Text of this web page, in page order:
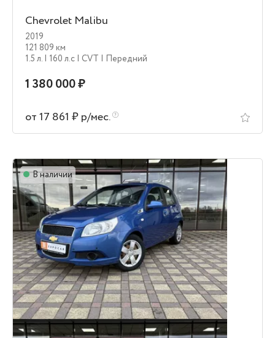
Chevrolet Malibu
2019
121 809 км
1.5 л. | 160 л.c | CVT | Передний
1 380 000 ₽
от 17 861 ₽ р/мес.
В наличии